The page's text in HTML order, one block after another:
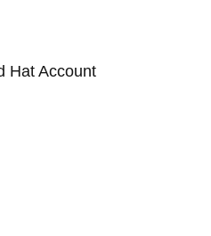
Hat Account